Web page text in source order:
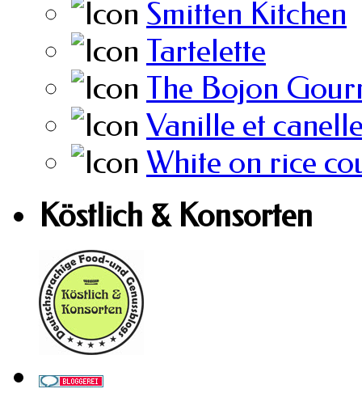
Smitten Kitchen
Tartelette
The Bojon
Vanille et
White on rice
Köstlich & Konsorten